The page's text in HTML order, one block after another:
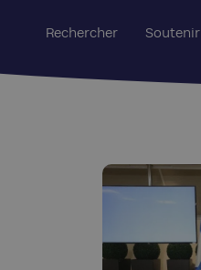
Rechercher Soutenir